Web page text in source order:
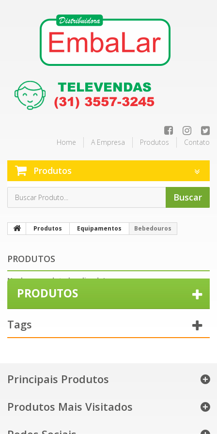
Home A Empresa Produtos Contato
Produtos
Buscar
Produtos Equipamentos Bebedouros
PRODUTOS
Nenhum produto localizado!
PRODUTOS
Tags
Principais Produtos
Produtos Mais Visitados